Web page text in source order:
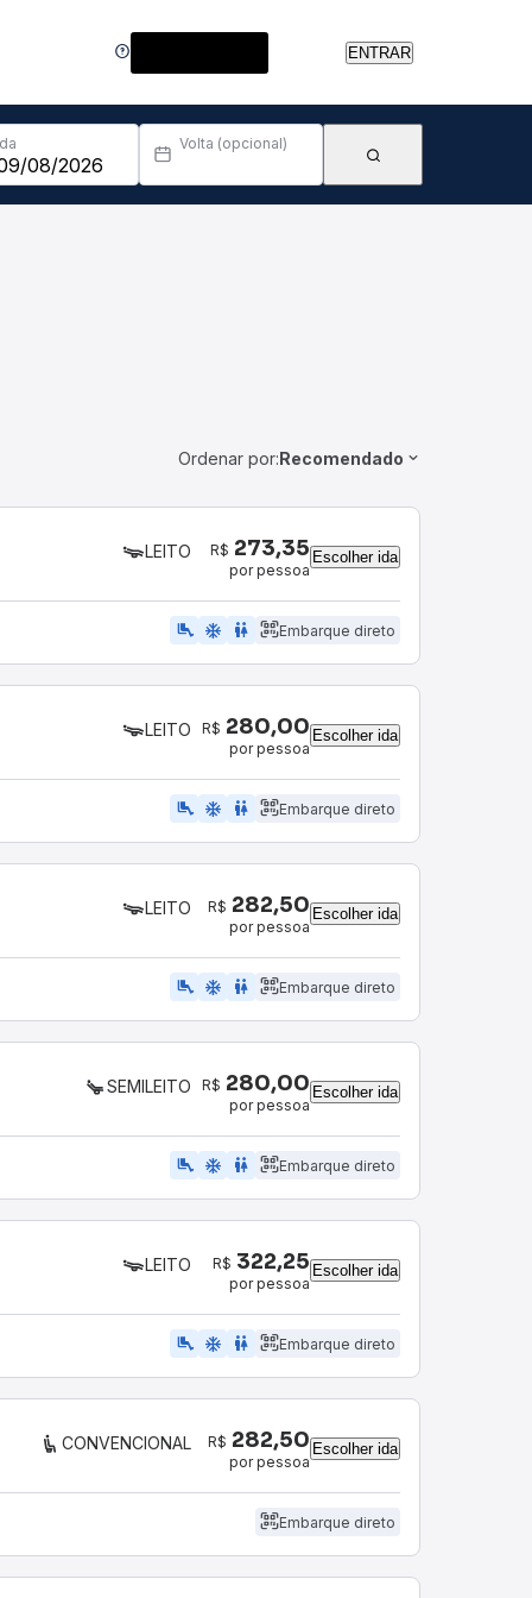
ENTRAR
Volta (opcional)
Ordenar por:Recomendado
LEITO R$ 273,35
por pessoa
Escolher ida
airline_seat_legroom_extra ac_unit wc Embarque direto
LEITO R$ 280,00
por pessoa
Escolher ida
airline_seat_legroom_extra ac_unit wc Embarque direto
LEITO R$ 282,50
por pessoa
Escolher ida
airline_seat_legroom_extra ac_unit wc Embarque direto
SEMILEITO R$ 280,00
por pessoa
Escolher ida
airline_seat_legroom_extra ac_unit WC Embarque direto
LEITO R$ 322,25
por pessoa
Escolher ida
airline_seat_legroom_extra ac_unit wc Embarque direto
CONVENCIONAL R$ 282,50
por pessoa
Escolher ida
Embarque direto